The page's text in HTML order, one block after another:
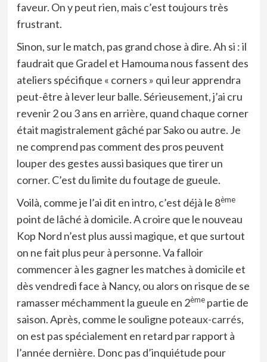
faveur. On y peut rien, mais c’est toujours très
frustrant.
Sinon, sur le match, pas grand chose à dire. Ah si : il
faudrait que Gradel et Hamouma nous fassent des
ateliers spécifique « corners » qui leur apprendra
peut-être à lever leur balle. Sérieusement, j’ai cru
revenir 2 ou 3 ans en arrière, quand chaque corner
était magistralement gâché par Sako ou autre. Je
ne comprend pas comment des pros peuvent
louper des gestes aussi basiques que tirer un
corner. C’est du limite du foutage de gueule.
Voilà, comme je l’ai dit en intro, c’est déjà le 8ème
point de lâché à domicile. A croire que le nouveau
Kop Nord n’est plus aussi magique, et que surtout
on ne fait plus peur à personne. Va falloir
commencer à les gagner les matches à domicile et
dès vendredi face à Nancy, ou alors on risque de se
ramasser méchamment la gueule en 2èmepartie de
saison. Après, comme le souligne poteaux-carrés,
on est pas spécialement en retard par rapport à
l’année dernière. Donc pas d’inquiétude pour